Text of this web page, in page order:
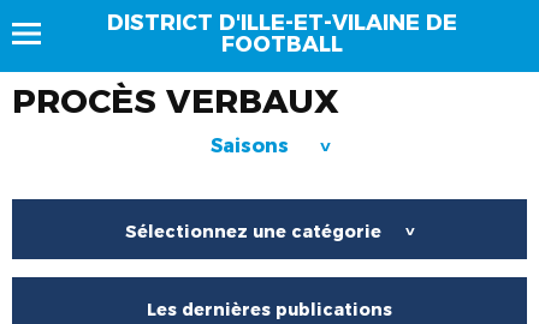
DISTRICT D'ILLE-ET-VILAINE DE
FOOTBALL
PROCÈS VERBAUX
Saisons >
Sélectionnez une catégorie >
Les dernières publications